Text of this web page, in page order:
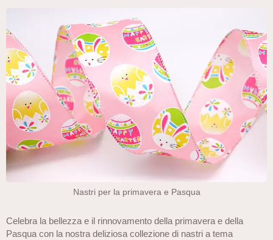
Nastri per la primavera e Pasqua
Celebra la bellezza e il rinnovamento della primavera e della
Pasqua con la nostra deliziosa collezione di nastri a tema